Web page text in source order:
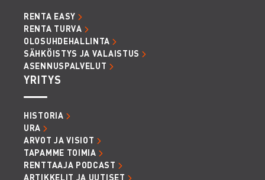
RENTA EASY
RENTA TURVA
OLOSUHDEHALLINTA
SÄHKÖISTYS JA VALAISTUS
ASENNUSPALVELUT
YRITYS
HISTORIA
URA
ARVOT JA VISIOT
TAPAMME TOIMIA
RENTTAAJA PODCAST
ARTIKKELIT JA UUTISET